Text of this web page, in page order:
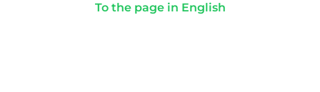
To the page in English